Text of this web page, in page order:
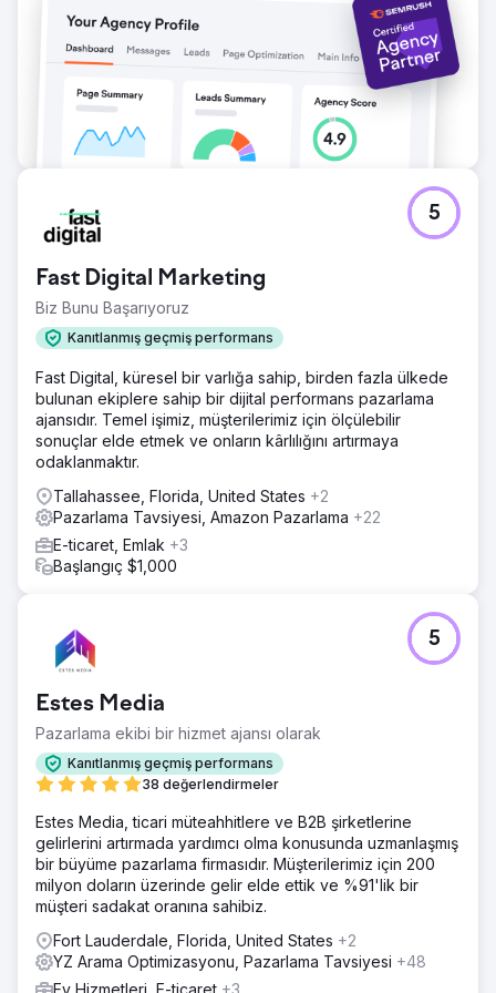
Fast Digital Marketing
Biz Bunu Başarıyoruz
Kanıtlanmış geçmiş performans
5
Fast Digital, küresel bir varlığa sahip, birden fazla ülkede
bulunan ekiplere sahip bir dijital performans pazarlama
ajansıdır. Temel işimiz, müşterilerimiz için ölçülebilir
sonuçlar elde etmek ve onların kârlılığını artırmaya
odaklanmaktır.
Tallahassee, Florida, United States +2
Pazarlama Tavsiyesi, Amazon Pazarlama +22
E-ticaret, Emlak +3
Başlangıç $1,000
Estes Media
Pazarlama ekibi bir hizmet ajansı olarak
Kanıtlanmış geçmiş performans
38 değerlendirmeler
5
Estes Media, ticari müteahhitlere ve B2B şirketlerine
gelirlerini artırmada yardımcı olma konusunda uzmanlaşmış
bir büyüme pazarlama firmasıdır. Müşterilerimiz için 200
milyon doların üzerinde gelir elde ettik ve %91'lik bir
müşteri sadakat oranına sahibiz.
Fort Lauderdale, Florida, United States +2
YZ Arama Optimizasyonu, Pazarlama Tavsiyesi +48
Ev Hizmetleri, E-ticaret +3